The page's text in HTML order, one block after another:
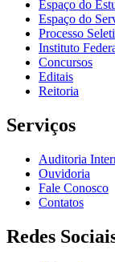
Espaço do
Espaço do
Processo
Instituto
Concursos
Editais
Reitoria
Serviços
Auditoria
Ouvidoria
Fale Conosco
Contatos
Redes